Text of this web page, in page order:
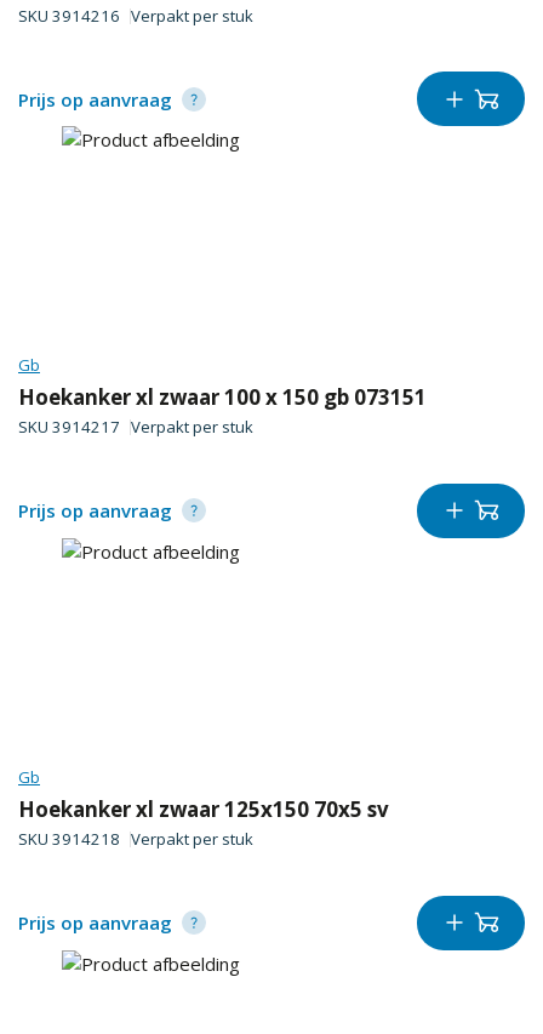
SKU 3914216 Verpakt per stuk
Prijs op aanvraag
Gb
Hoekanker xl zwaar 100 x 150 gb 073151
SKU 3914217 Verpakt per stuk
Prijs op aanvraag
Gb
Hoekanker xl zwaar 125x150 70x5 sv
SKU 3914218 Verpakt per stuk
Prijs op aanvraag